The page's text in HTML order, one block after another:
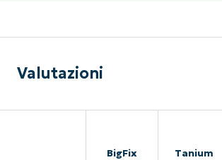
Valutazioni
BigFix Tanium